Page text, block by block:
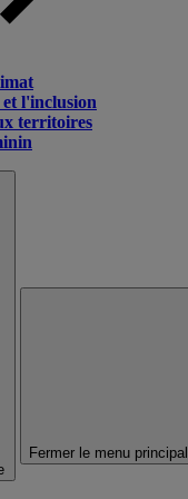
l'inclusion
territoires
Fermer le menu principal